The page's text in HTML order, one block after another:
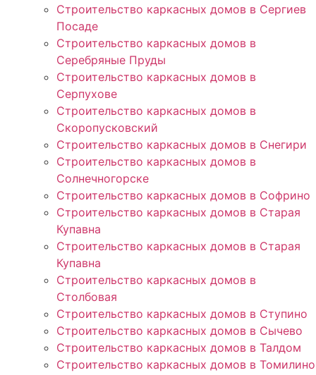
Строительство каркасных домов в Сергиев
Посаде
Строительство каркасных домов в
Серебряные Пруды
Строительство каркасных домов в
Серпухове
Строительство каркасных домов в
Скоропусковский
Строительство каркасных домов в Снегири
Строительство каркасных домов в
Солнечногорске
Строительство каркасных домов в Софрино
Строительство каркасных домов в Старая
Купавна
Строительство каркасных домов в Старая
Купавна
Строительство каркасных домов в
Столбовая
Строительство каркасных домов в Ступино
Строительство каркасных домов в Сычево
Строительство каркасных домов в Талдом
Строительство каркасных домов в Томилино